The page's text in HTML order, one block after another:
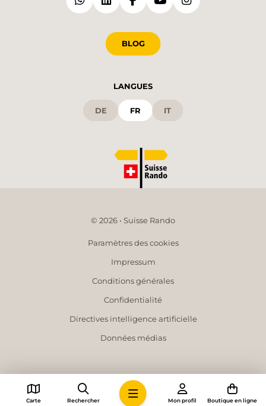
BLOG
LANGUES
DE FR IT
© 2026 • Suisse Rando
Paramètres des cookies
Impressum
Conditions générales
Confidentialité
Directives intelligence artificielle
Données médias
Carte Rechercher Mon profil Boutique en ligne